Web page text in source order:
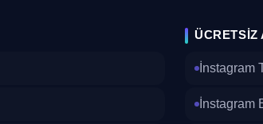
ÜCRETSIZ
İnstagram
İnstagram